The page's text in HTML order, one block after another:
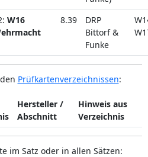
W16
8.39
DRP
Bittorf &
Funke
Prüfkartenverzeichnissen:
Hersteller /
Abschnitt
Hinweis aus
Verzeichnis
im Satz oder in allen Sätzen: